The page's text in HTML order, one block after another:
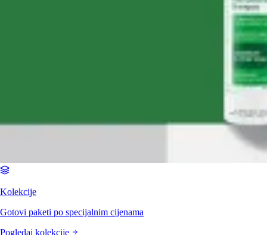
Kolekcije
Gotovi paketi po specijalnim cijenama
Pogledaj kolekcije